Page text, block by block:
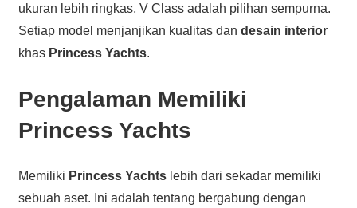
ukuran lebih ringkas, V Class adalah pilihan sempurna.
Setiap model menjanjikan kualitas dan desain interior
khas Princess Yachts.
Pengalaman Memiliki
Princess Yachts
Memiliki Princess Yachtslebih dari sekadar memiliki
sebuah aset. Ini adalah tentang bergabung dengan